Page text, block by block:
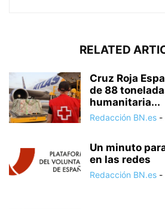
RELATED
Cruz Roja
de 88
humanitaria...
Redacción BN.es -
Un minuto
en las redes
Redacción BN.es -